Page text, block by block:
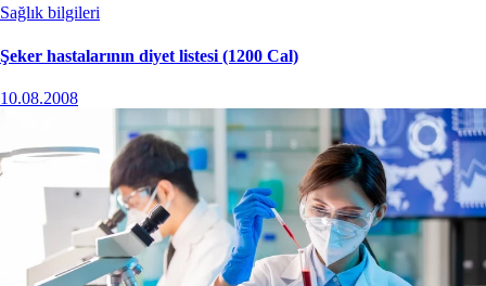
Sağlık bilgileri
Şeker hastalarının diyet listesi (1200 Cal)
10.08.2008